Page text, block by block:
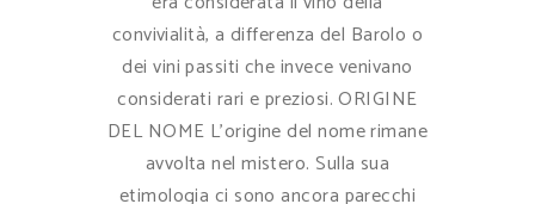
convivialità, a differenza del Barolo o
dei vini passiti che invece venivano
considerati rari e preziosi. ORIGINE
DEL NOME L'origine del nome rimane
avvolta nel mistero. Sulla sua
etimologia ci sono ancora parecchi